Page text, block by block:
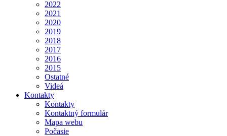
2022
2021
2020
2019
2018
2017
2016
2015
Ostatné
Videá
Kontakty
Kontakty
Kontaktný formulár
Mapa webu
Počasie